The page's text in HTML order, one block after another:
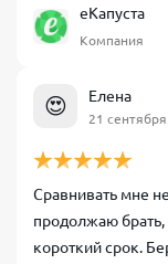
еКапуста
Компания
😍 Елена
21
Сравнивать мне
продолжаю брать,
короткий срок.